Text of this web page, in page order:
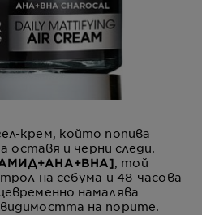
крем, който попива
оставя и черни следи.
, той
на себума и 48-часова
намалява
на порите.